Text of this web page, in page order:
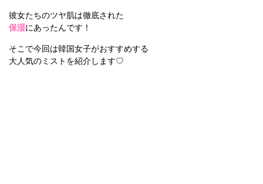
彼女たちのツヤ肌は徹底された
保湿にあったんです！
そこで今回は韓国女子がおすすめする
大人気のミストを紹介します♡